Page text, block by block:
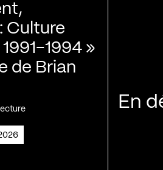
Culture
1994 »
de Brian
En